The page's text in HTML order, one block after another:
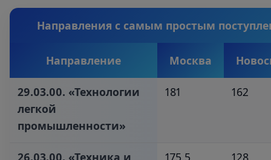
Направления с самым простым
Направление Москва
29.03.00. «Технологии
легкой
промышленности»‎
181 162